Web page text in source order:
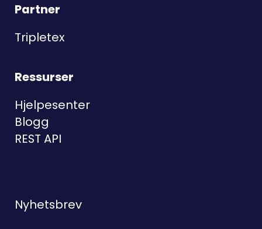
Partner
Tripletex
Ressurser
Hjelpesenter
Blogg
REST API
Nyhetsbrev